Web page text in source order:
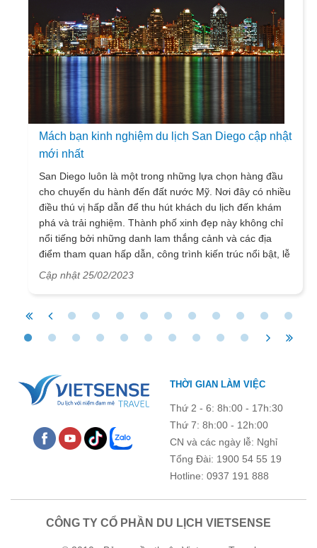
Mách bạn kinh nghiệm du lịch San Diego cập nhật
mới nhất
San Diego luôn là một trong những lựa chọn hàng đầu
cho chuyến du hành đến đất nước Mỹ. Nơi đây có nhiều
điều thú vị hấp dẫn để thu hút khách du lịch đến khám
phá và trải nghiệm. Thành phố xinh đẹp này không chỉ
nổi tiếng bởi những danh lam thắng cảnh và các địa
điểm tham quan hấp dẫn, công trình kiến trúc nổi bật, lễ
hội sôi động mà còn bởi ẩm thực độc đáo con người
những món ăn nổi tiếng…
Cập nhật 25/02/2023
THỜI GIAN LÀM VIỆC
Thứ 2 - 6: 8h:00 - 17h:30
Thứ 7: 8h:00 - 12h:00
CN và các ngày lễ: Nghỉ
Tổng Đài: 1900 54 55 19
Hotline: 0937 191 888
CÔNG TY CỔ PHẦN DU LỊCH VIETSENSE